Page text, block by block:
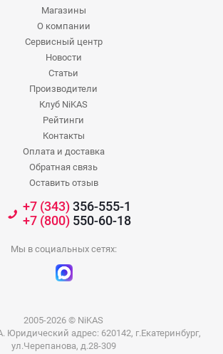
Магазины
О компании
Сервисный центр
Новости
Статьи
Производители
Клуб NiKAS
Рейтинги
Контакты
Оплата и доставка
Обратная связь
Оставить отзыв
+7 (343)356-555-1
+7 (800)550-60-18
Мы в социальных сетях:
2005-2026 © NiKAS
Юридический адрес: 620142, г.Екатеринбург,
ул.Черепанова, д.28-309